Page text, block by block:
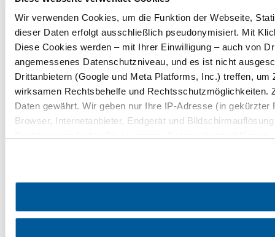
Wir verwenden Cookies, um die Funktion der Webseite,
dieser Daten erfolgt ausschließlich pseudonymisiert. Mit
Diese Cookies werden – mit Ihrer Einwilligung – auch von
angemessenes Datenschutzniveau, und es ist nicht
Drittanbietern (Google und Meta Platforms, Inc.) treffen,
wirksamen Rechtsbehelfe und Rechtsschutzmöglichkeiten.
Daten gewährt. Wir geben nur Ihre IP-Adresse (in
Browser, Internetanbieter, Endgerät und